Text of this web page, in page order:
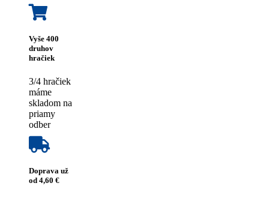
Vyše 400
druhov
hračiek
3/4 hračiek
máme
skladom na
priamy
odber
Doprava už
od 4,60 €